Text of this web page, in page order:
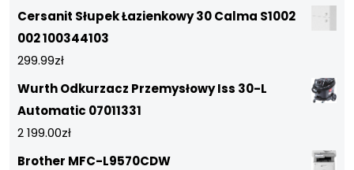
Cersanit Słupek Łazienkowy 30 Calma S1002
002 100344103
299.99zł
Wurth Odkurzacz Przemysłowy Iss 30-L
Automatic 07011331
2 199.00zł
Brother MFC-L9570CDW